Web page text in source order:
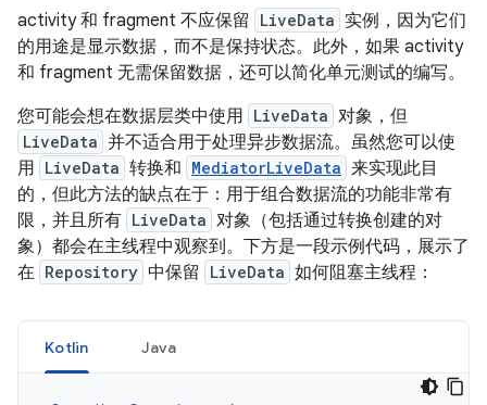
activity 和 fragment 不应保留
LiveData 实例，因为它们
的用途是显示数据，而不是保持状态。此外，如果 activity
和 fragment 无需保留数据，还可以简化单元测试的编写。
您可能会想在数据层类中使用 LiveData 对象，但
LiveData 并不适合用于处理异步数据流。虽然您可以使
用 LiveData 转换和 MediatorLiveData 来实现此目
的，但此方法的缺点在于：用于组合数据流的功能非常有
限，并且所有 LiveData 对象（包括通过转换创建的对
象）都会在主线程中观察到。下方是一段示例代码，展示了
在 Repository 中保留 LiveData 如何阻塞主线程：
Kotlin Java